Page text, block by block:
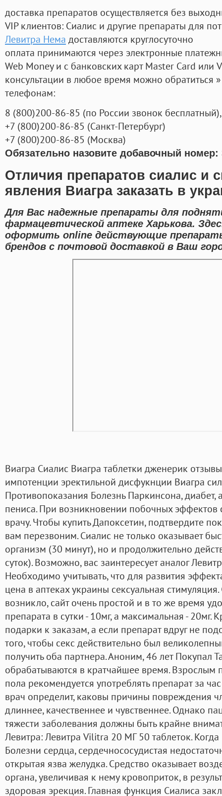
доставка препаратов осуществляется без
VIP клиентов: Сиалис и другие препараты для
Левитра Нема доставляются круглосуточно
оплата принимаются через электронные
Web Money и с банковских карт Master Card или
консультации в любое время можно обратиться
телефонам:
8 (800)200-86-85 (по России звонок бесплатный),
+7 (800)200-86-85 (Санкт-Петербург)
+7 (800)200-86-85 (Москва)
Обязательно назовите добавочный номер:
Отличия препаратов сиалис и
явления Виагра заказать в
Для Вас надежные препараты для
фармацевтической аптеке Харькова.
оформить online действующие
брендов с почтовой доставкой в Ваш
Виагра Сиалис Виагра таблетки дженерик
импотенции эректильной дисфукнции Виагра
Противопоказания Болезнь Паркинсона, диабет,
пениса. При возникновении побочных эффектов
врачу. Чтобы купить Дапоксетин, подтвердите
вам перезвоним. Сиалис не только оказывает
организм (30 минут), но и продолжительно
суток). Возможно, вас заинтересует аналог
Необходимо учитывать, что для развития
цена в аптеках украины сексуальная
возникло, сайт очень простой и в то же время
препарата в сутки - 10мг, а максимальная - 20мг.
подарки к заказам, а если препарат вдруг не
того, чтобы секс действительно был
получить оба партнера. Аноним, 46 лет Покупал
обрабатываются в кратчайшее время. Взрослым
пола рекомендуется употреблять препарат за
врач определит, каковы причины повреждения
длиннее, качественнее и чувственнее. Однако
тяжести заболевания должны быть крайне
Левитра: Левитра Vilitra 20 МГ 50 таблеток.
Болезни сердца, сердечнососудистая
открытая язва желудка. Средство оказывает
органа, увеличивая к нему кровоприток, в
здоровая эрекция. Главная функция Сиалиса